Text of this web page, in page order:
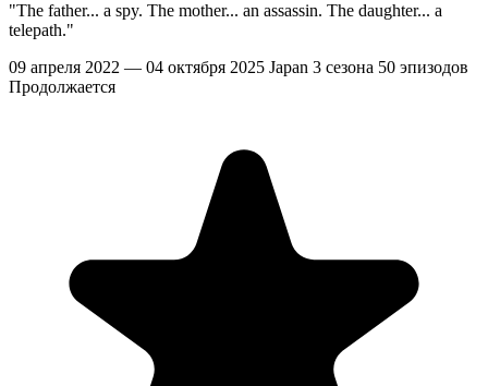
"The father... a spy. The mother... an assassin. The daughter... a
telepath."
09 апреля 2022 — 04 октября 2025 Japan 3 сезона 50 эпизодов
Продолжается